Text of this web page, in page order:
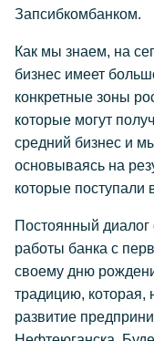
Запсибкомбанком.
Как мы знаем, на
бизнес имеет
конкретные зоны
которые могут
средний бизнес и
основываясь на
которые поступали
Постоянный
работы банка с
своему дню
традицию, которая,
развитие